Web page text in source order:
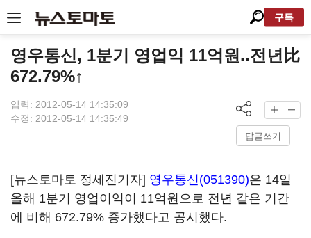
구독
영우통신, 1분기 영업익 11억원..전년比
672.79%↑
입력: 2012-05-14 14:35:09
수정: 2012-05-14 14:35:49
답글쓰기
[뉴스토마토 정세진기자] 영우통신(051390)은 14일
올해 1분기 영업이익이 11억원으로 전년 같은 기간
에 비해 672.79% 증가했다고 공시했다.